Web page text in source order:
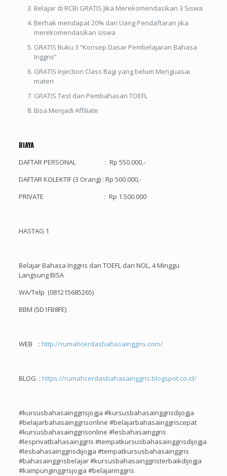
Belajar di RCBI GRATIS Jika Merekomendasikan 3 Siswa
Berhak mendapat 20% dari Uang Pendaftaran jika
merekomendasikan siswa
GRATIS Buku 3 “Konsep Dasar Pembelajaran Bahasa
Inggris”
GRATIS Injection Class Bagi yang belum Menguasai
materi
GRATIS Test dan Pembahasan TOEFL
Bisa Menjadi Affiliate
BIAYA
DAFTAR PERSONAL : Rp 550.000,-
DAFTAR KOLEKTIF (3 Orang) : Rp 500.000,-
PRIVATE : Rp 1.500.000
HASTAG 1
Belajar Bahasa Inggris dan TOEFL dari NOL, 4 Minggu
Langsung BISA
WA/Telp (081215685265)
BBM (5D1FB8FE)
WEB : http://rumahcerdasbahasainggris.com/
BLOG : https://rumahcerdasbahasainggris.blogspot.co.id/
#kursusbahasainggrisjogja #kursusbahasainggrisdijogja
#belajarbahasainggrisonline #belajarbahasainggriscepat
#kursusbahasainggrisonline #lesbahasainggris
#lesprivatbahasainggris #tempatkursusbahasainggrisdijogja
#lesbahasainggrisdijogja #tempatkursusbahasainggris
#bahasainggrisbelajar #kursusbahasainggristerbaikdijogja
#kampunginggrisjogja #belajaringgris